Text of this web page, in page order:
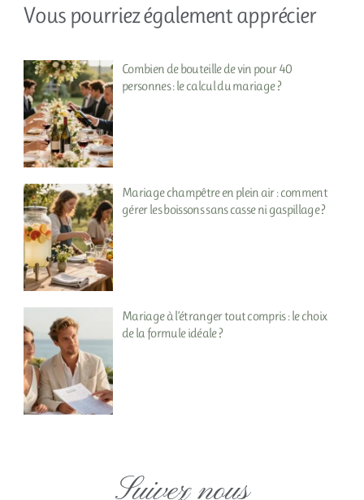
Vous pourriez également apprécier
Combien de bouteille de vin pour 40
personnes : le calcul du mariage ?
Mariage champêtre en plein air : comment
gérer les boissons sans casse ni gaspillage ?
Mariage à l’étranger tout compris : le choix
de la formule idéale ?
Suivez nous